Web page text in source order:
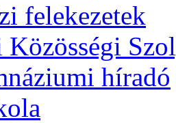
felekezetek
híradó